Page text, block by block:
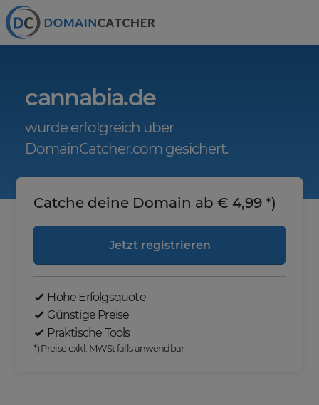
cannabia.de
wurde erfolgreich über
DomainCatcher.com gesichert.
Catche deine Domain ab € 4,99 *)
Jetzt registrieren
Hohe Erfolgsquote
Günstige Preise
Praktische Tools
*) Preise exkl. MWSt falls anwendbar